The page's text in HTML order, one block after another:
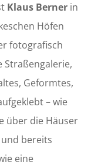
Klaus Bernerin
Höfen
fotografisch
Straßengalerie,
Geformtes,
– wie
über die Häuser
bereits
eine